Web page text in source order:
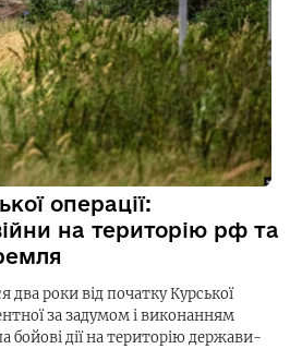
операції:
на територію рф та
два роки від початку Курської
за задумом і виконанням
бойові дії на територію держави-